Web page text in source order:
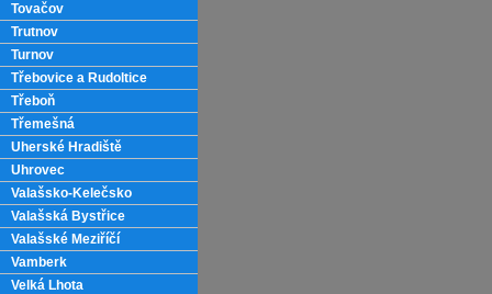
Tovačov
Trutnov
Turnov
Třebovice a Rudoltice
Třeboň
Třemešná
Uherské Hradiště
Uhrovec
Valašsko-Kelečsko
Valašská Bystřice
Valašské Meziříčí
Vamberk
Velká Lhota